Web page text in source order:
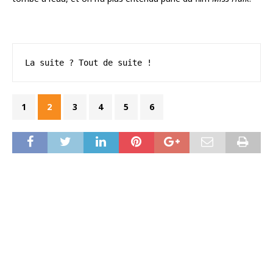
La suite ? Tout de suite !
1 2 3 4 5 6